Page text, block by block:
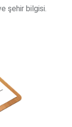
şehir bilgisi.